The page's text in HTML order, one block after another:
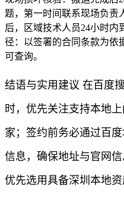
题，第一时间联系现场负责
后，区域技术人员24小时内
径：以签署的合同条款为依
可查询。
结语与实用建议 在百度
时，优先关注支持本地
家；签约前务必通过百
信息，确保地址与官网
优先选用具备深圳本地